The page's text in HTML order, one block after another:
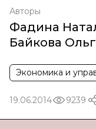
Авторы
Фадина
Байкова
Экономика и
19.06.2014 9239